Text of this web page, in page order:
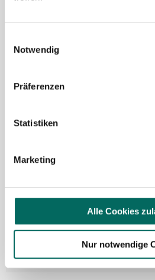
Notwendig
Präferenzen
Statistiken
Marketing
Alle Cookies
Nur notwendige
sowie den
Apotheker Service, Talentzeit
Ich möchte den
Pharmazie- und
einverstanden, dass
damit passende und
Informationen für
werden können. Im
Datenschutzerklärung
ihr einverstanden.